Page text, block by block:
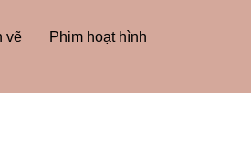
vẽ Phim hoạt hình